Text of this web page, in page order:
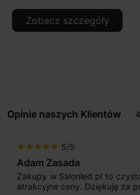
Zobacz szczegóły
Opinie naszych Klientów
star star star star star 5/5
Adam Zasada
Zakupy w Salonled.pl to
atrakcyjne ceny. Dziękuję za